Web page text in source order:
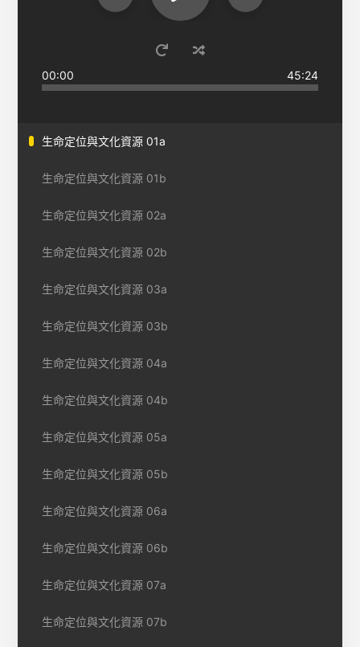
00:00 45:24
生命定位與文化資源 01a
生命定位與文化資源 01b
生命定位與文化資源 02a
生命定位與文化資源 02b
生命定位與文化資源 03a
生命定位與文化資源 03b
生命定位與文化資源 04a
生命定位與文化資源 04b
生命定位與文化資源 05a
生命定位與文化資源 05b
生命定位與文化資源 06a
生命定位與文化資源 06b
生命定位與文化資源 07a
生命定位與文化資源 07b